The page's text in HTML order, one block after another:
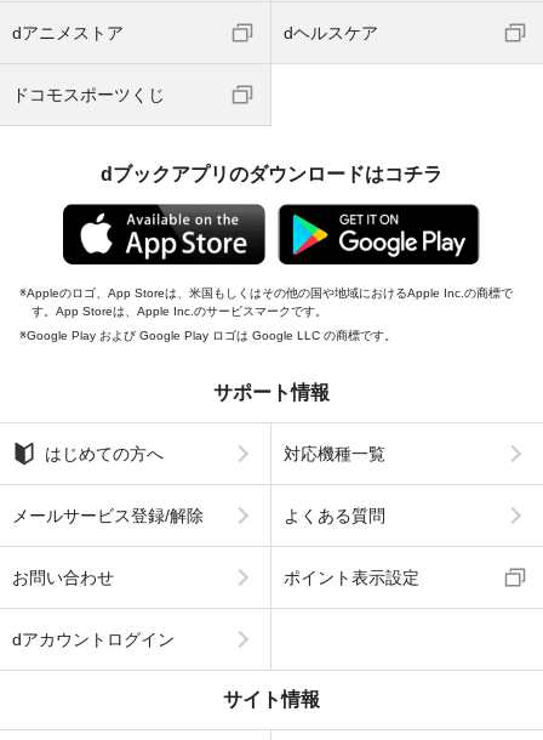
dアニメストア dヘルスケア
ドコモスポーツくじ
dブックアプリのダウンロードはコチラ
Appleのロゴ、App Storeは、米国もしくはその他の国や地域におけるApple Inc.の商標で
す。App Storeは、Apple Inc.のサービスマークです。
Google Play および Google Play ロゴは Google LLC の商標です。
サポート情報
はじめての方へ 対応機種一覧
メールサービス登録/解除 よくある質問
お問い合わせ ポイント表示設定
dアカウントログイン
サイト情報